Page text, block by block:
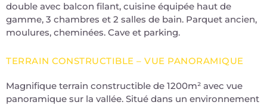
double avec balcon filant, cuisine équipée haut de
gamme, 3 chambres et 2 salles de bain. Parquet ancien,
moulures, cheminées. Cave et parking.
TERRAIN CONSTRUCTIBLE – VUE PANORAMIQUE
Magnifique terrain constructible de 1200m² avec vue
panoramique sur la vallée. Situé dans un environnement